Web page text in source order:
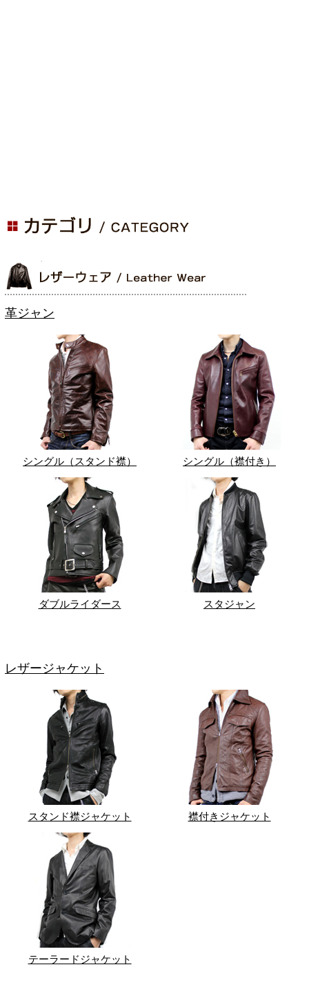
革ジャン
シングル（スタンド襟） シングル（襟付き）
ダブルライダース スタジャン
レザージャケット
スタンド襟ジャケット 襟付きジャケット
テーラードジャケット